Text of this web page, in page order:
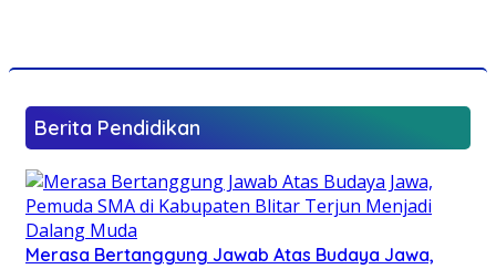
Berita Pendidikan
Merasa Bertanggung Jawab Atas Budaya Jawa,